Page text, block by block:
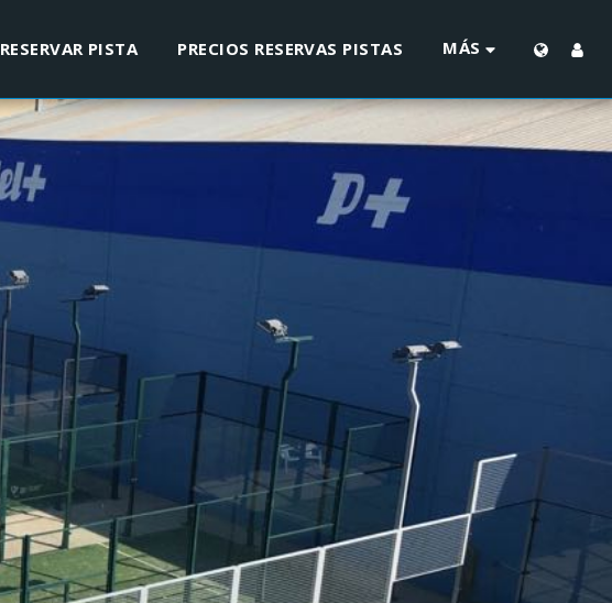
RESERVAR PISTA PRECIOS RESERVAS PISTAS MÁS